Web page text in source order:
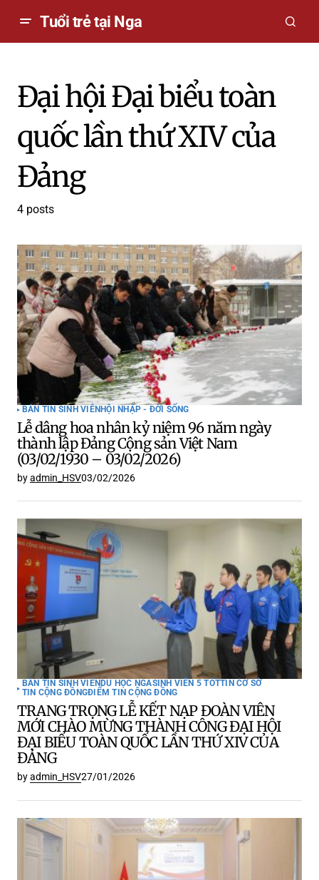
Tuổi trẻ tại Nga
Đại hội Đại biểu toàn
quốc lần thứ XIV của
Đảng
4 posts
BẢN TIN SINH VIÊN HỘI NHẬP - ĐỜI SỐNG
Lễ dâng hoa nhân kỷ niệm 96 năm ngày
thành lập Đảng Cộng sản Việt Nam
(03/02/1930 – 03/02/2026)
byadmin_HSV03/02/2026
BẢN TIN SINH VIÊN DU HỌC NGASINH VIÊN 5 TỐTTIN CƠ SỞ
TIN CỘNG ĐỒNGĐIỂM TIN CỘNG ĐỒNG
TRANG TRỌNG LỄ KẾT NẠP ĐOÀN VIÊN
MỚI CHÀO MỪNG THÀNH CÔNG ĐẠI HỘI
ĐẠI BIỂU TOÀN QUỐC LẦN THỨ XIV CỦA
ĐẢNG
byadmin_HSV27/01/2026